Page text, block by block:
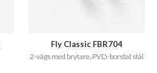
Fly Classic FBR704
2-vägs med brytare, PVD-borstat stål